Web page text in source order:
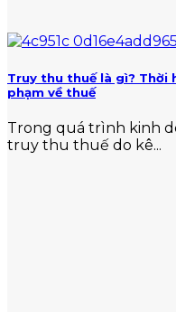
Truy thu thuế là gì? Thời
phạm về thuế
Trong quá trình kinh
truy thu thuế do kê...